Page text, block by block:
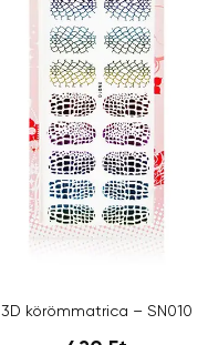
3D körömmatrica – SN010